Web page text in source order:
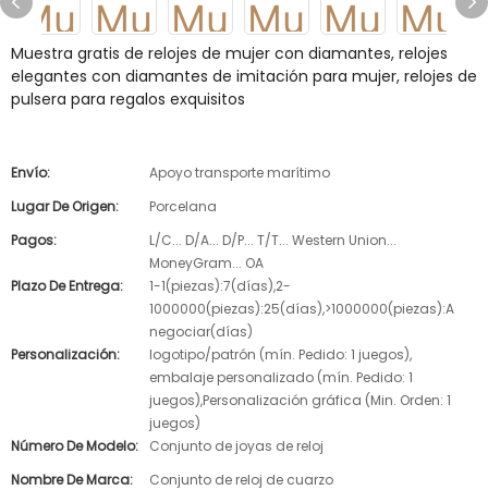
Muestra gratis de relojes de mujer con diamantes, relojes
elegantes con diamantes de imitación para mujer, relojes de
pulsera para regalos exquisitos
Envío:
Apoyo transporte marítimo
Lugar De Origen:
Porcelana
Pagos:
L/C... D/A... D/P... T/T... Western Union...
MoneyGram... OA
Plazo De Entrega:
1-1(piezas):7(días),2-
1000000(piezas):25(días),>1000000(piezas):A
negociar(días)
Personalización:
logotipo/patrón (mín. Pedido: 1 juegos),
embalaje personalizado (mín. Pedido: 1
juegos),Personalización gráfica (Min. Orden: 1
juegos)
Número De Modelo:
Conjunto de joyas de reloj
Nombre De Marca:
Conjunto de reloj de cuarzo